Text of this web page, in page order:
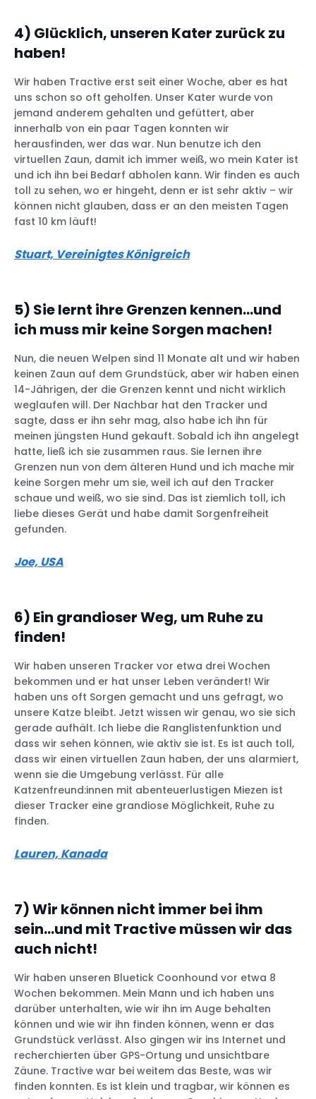
4) Glücklich, unseren Kater zurück zu
haben!
Wir haben Tractive erst seit einer Woche, aber es hat
uns schon so oft geholfen. Unser Kater wurde von
jemand anderem gehalten und gefüttert, aber
innerhalb von ein paar Tagen konnten wir
herausfinden, wer das war. Nun benutze ich den
virtuellen Zaun, damit ich immer weiß, wo mein Kater ist
und ich ihn bei Bedarf abholen kann. Wir finden es auch
toll zu sehen, wo er hingeht, denn er ist sehr aktiv – wir
können nicht glauben, dass er an den meisten Tagen
fast 10 km läuft!
Stuart, Vereinigtes Königreich
5) Sie lernt ihre Grenzen kennen…und
ich muss mir keine Sorgen machen!
Nun, die neuen Welpen sind 11 Monate alt und wir haben
keinen Zaun auf dem Grundstück, aber wir haben einen
14-Jährigen, der die Grenzen kennt und nicht wirklich
weglaufen will. Der Nachbar hat den Tracker und
sagte, dass er ihn sehr mag, also habe ich ihn für
meinen jüngsten Hund gekauft. Sobald ich ihn angelegt
hatte, ließ ich sie zusammen raus. Sie lernen ihre
Grenzen nun von dem älteren Hund und ich mache mir
keine Sorgen mehr um sie, weil ich auf den Tracker
schaue und weiß, wo sie sind. Das ist ziemlich toll, ich
liebe dieses Gerät und habe damit Sorgenfreiheit
gefunden.
Joe, USA
6) Ein grandioser Weg, um Ruhe zu
finden!
Wir haben unseren Tracker vor etwa drei Wochen
bekommen und er hat unser Leben verändert! Wir
haben uns oft Sorgen gemacht und uns gefragt, wo
unsere Katze bleibt. Jetzt wissen wir genau, wo sie sich
gerade aufhält. Ich liebe die Ranglistenfunktion und
dass wir sehen können, wie aktiv sie ist. Es ist auch toll,
dass wir einen virtuellen Zaun haben, der uns alarmiert,
wenn sie die Umgebung verlässt. Für alle
Katzenfreund:innen mit abenteuerlustigen Miezen ist
dieser Tracker eine grandiose Möglichkeit, Ruhe zu
finden.
Lauren, Kanada
7)Wir können nicht immer bei ihm
sein…und mit Tractive müssen wir das
auch nicht!
Wir haben unseren Bluetick Coonhound vor etwa 8
Wochen bekommen. Mein Mann und ich haben uns
darüber unterhalten, wie wir ihn im Auge behalten
können und wie wir ihn finden können, wenn er das
Grundstück verlässt. Also gingen wir ins Internet und
recherchierten über GPS-Ortung und unsichtbare
Zäune. Tractive war bei weitem das Beste, was wir
finden konnten. Es ist klein und tragbar, wir können es